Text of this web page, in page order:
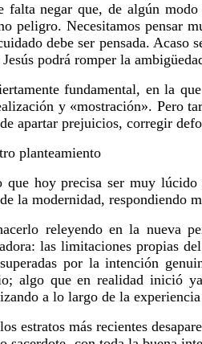
falta negar que, de algún
peligro. Necesitamos pensar
debe ser pensada. Acaso
podrá romper la
fundamental, en la
y «mostración». Pero
apartar prejuicios, corregir
planteamiento
que hoy precisa ser muy
la modernidad, respondiendo
releyendo en la nueva
las limitaciones propias
por la intención
algo que en realidad inició
a lo largo de la
estratos más recientes